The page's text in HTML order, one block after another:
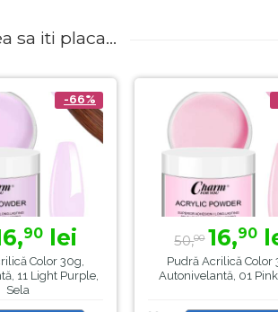
sa iti placa...
-66%
90lei
Color 30g,
11 Light Purple,
Sela
50,00 16,90
Pudră Acrilică Color
Autonivelantă, 01